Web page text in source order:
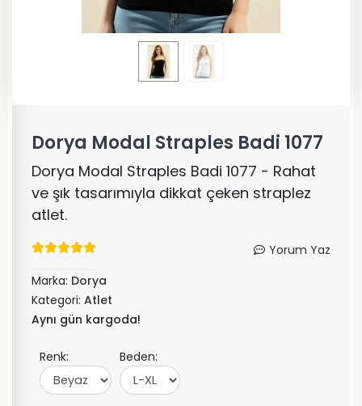
Dorya Modal Straples Badi 1077
Dorya Modal Straples Badi 1077 - Rahat
ve şık tasarımıyla dikkat çeken straplez
atlet.
Yorum Yaz
Marka: Dorya
Kategori: Atlet
Aynı gün kargoda!
Renk: Beden: